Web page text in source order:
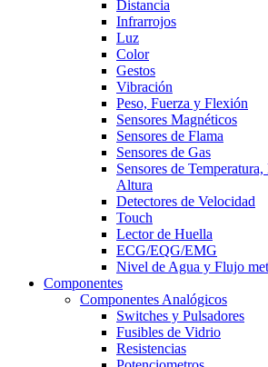
Distancia
Infrarrojos
Luz
Color
Gestos
Vibración
Peso, Fuerza y Flexión
Sensores Magnéticos
Sensores de Flama
Sensores de Gas
Sensores de
Altura
Detectores de Velocidad
Touch
Lector de Huella
ECG/EQG/EMG
Nivel de Agua y Flujo
Componentes
Componentes Analógicos
Switches y Pulsadores
Fusibles de Vidrio
Resistencias